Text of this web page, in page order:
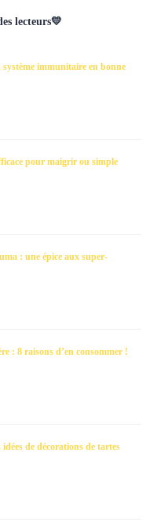
lecteurs💛
système immunitaire en bonne
pour maigrir ou simple
: une épice aux super-
: 8 raisons d’en consommer !
de décorations de tartes